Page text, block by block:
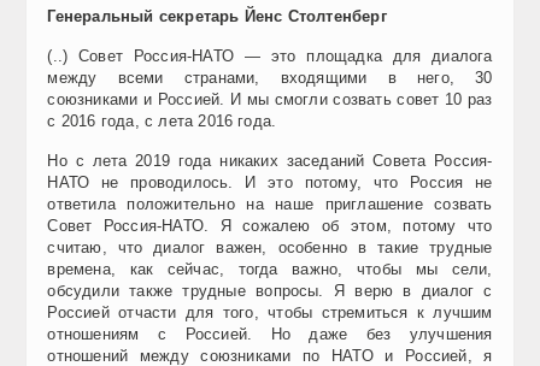
Генеральный секретарь Йенс Столтенберг
(..) Совет Россия-НАТО — это площадка для диалога
между всеми странами, входящими в него, 30
союзниками и Россией. И мы смогли созвать совет 10 раз
с 2016 года, с лета 2016 года.
Но с лета 2019 года никаких заседаний Совета Россия-
НАТО не проводилось. И это потому, что Россия не
ответила положительно на наше приглашение созвать
Совет Россия-НАТО. Я сожалею об этом, потому что
считаю, что диалог важен, особенно в такие трудные
времена, как сейчас, тогда важно, чтобы мы сели,
обсудили также трудные вопросы. Я верю в диалог с
Россией отчасти для того, чтобы стремиться к лучшим
отношениям с Россией. Но даже без улучшения
отношений между союзниками по НАТО и Россией, я